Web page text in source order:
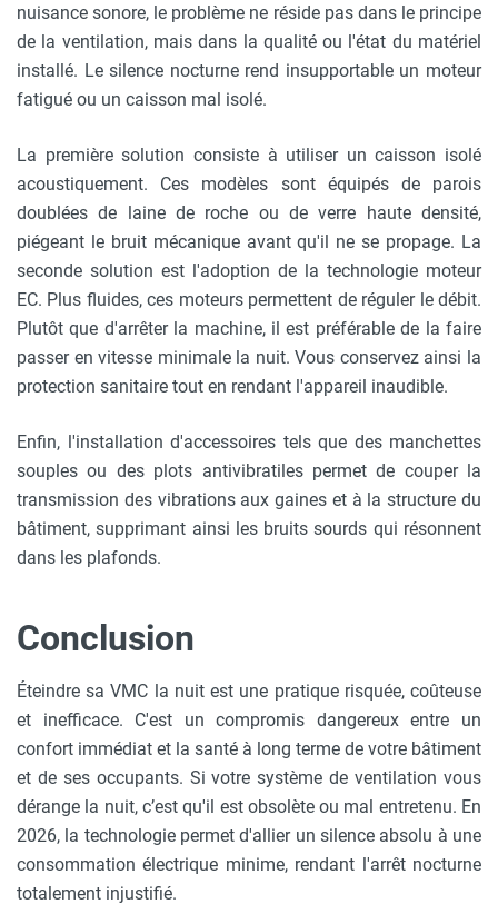
nuisance sonore, le problème ne réside pas dans le principe
de la ventilation, mais dans la qualité ou l'état du matériel
installé. Le silence nocturne rend insupportable un moteur
fatigué ou un caisson mal isolé.
La première solution consiste à utiliser un caisson isolé
acoustiquement. Ces modèles sont équipés de parois
doublées de laine de roche ou de verre haute densité,
piégeant le bruit mécanique avant qu'il ne se propage. La
seconde solution est l'adoption de la technologie moteur
EC. Plus fluides, ces moteurs permettent de réguler le débit.
Plutôt que d'arrêter la machine, il est préférable de la faire
passer en vitesse minimale la nuit. Vous conservez ainsi la
protection sanitaire tout en rendant l'appareil inaudible.
Enfin, l'installation d'accessoires tels que des manchettes
souples ou des plots antivibratiles permet de couper la
transmission des vibrations aux gaines et à la structure du
bâtiment, supprimant ainsi les bruits sourds qui résonnent
dans les plafonds.
Conclusion
Éteindre sa VMC la nuit est une pratique risquée, coûteuse
et inefficace. C'est un compromis dangereux entre un
confort immédiat et la santé à long terme de votre bâtiment
et de ses occupants. Si votre système de ventilation vous
dérange la nuit, c’est qu'il est obsolète ou mal entretenu. En
2026, la technologie permet d'allier un silence absolu à une
consommation électrique minime, rendant l'arrêt nocturne
totalement injustifié.